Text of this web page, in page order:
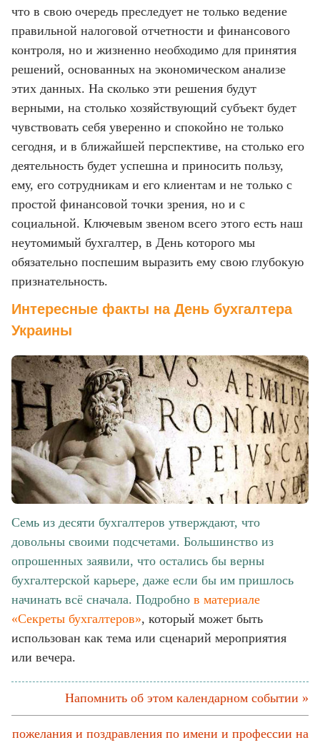
что в свою очередь преследует не только ведение
правильной налоговой отчетности и финансового
контроля, но и жизненно необходимо для принятия
решений, основанных на экономическом анализе
этих данных. На сколько эти решения будут
верными, на столько хозяйствующий субъект будет
чувствовать себя уверенно и спокойно не только
сегодня, и в ближайшей перспективе, на столько его
деятельность будет успешна и приносить пользу,
ему, его сотрудникам и его клиентам и не только с
простой финансовой точки зрения, но и с
социальной. Ключевым звеном всего этого есть наш
неутомимый бухгалтер, в День которого мы
обязательно поспешим выразить ему свою глубокую
признательность.
Интересные факты на День бухгалтера
Украины
Семь из десяти бухгалтеров утверждают, что
довольны своими подсчетами. Большинство из
опрошенных заявили, что остались бы верны
бухгалтерской карьере, даже если бы им пришлось
начинать всё сначала. Подробно в материале
«Секреты бухгалтеров», который может быть
использован как тема или сценарий мероприятия
или вечера.
Напомнить об этом календарном событии »
пожелания и поздравления по имени и профессии на